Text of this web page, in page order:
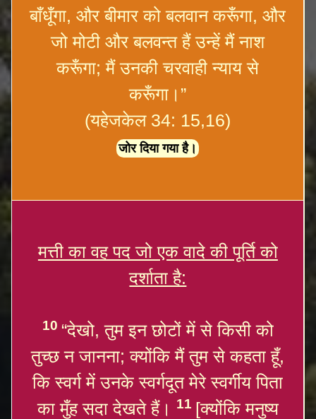
बाँधूँगा, और बीमार को बलवान करूँगा, और
जो मोटी और बलवन्त हैं उन्हें मैं नाश
करूँगा; मैं उनकी चरवाही न्याय से
करूँगा।”
(यहेजकेल 34: 15,16)
जोर दिया गया है।
मत्ती का वह पद जो एक वादे की पूर्ति को
दर्शाता है:
10 “देखो, तुम इन छोटों में से किसी को
तुच्छ न जानना; क्योंकि मैं तुम से कहता हूँ,
कि स्वर्ग में उनके स्वर्गदूत मेरे स्वर्गीय पिता
का मुँह सदा देखते हैं।
11 [क्योंकि मनुष्य